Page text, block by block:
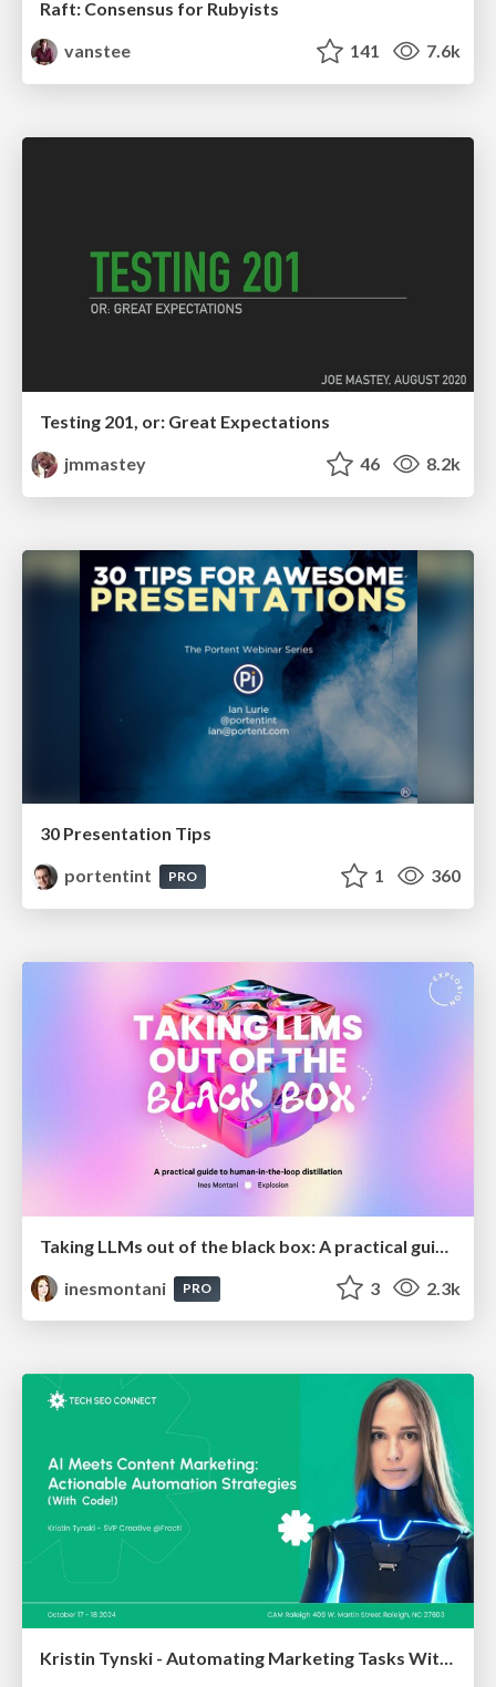
Raft: Consensus for Rubyists
vanstee
141 7.6k
Testing 201, or: Great Expectations
jmmastey
46 8.2k
30 Presentation Tips
portentint
PRO 1 360
inesmontani
PRO 3 2.3k
Kristin Tynski - Automating Marketing Tasks With AI